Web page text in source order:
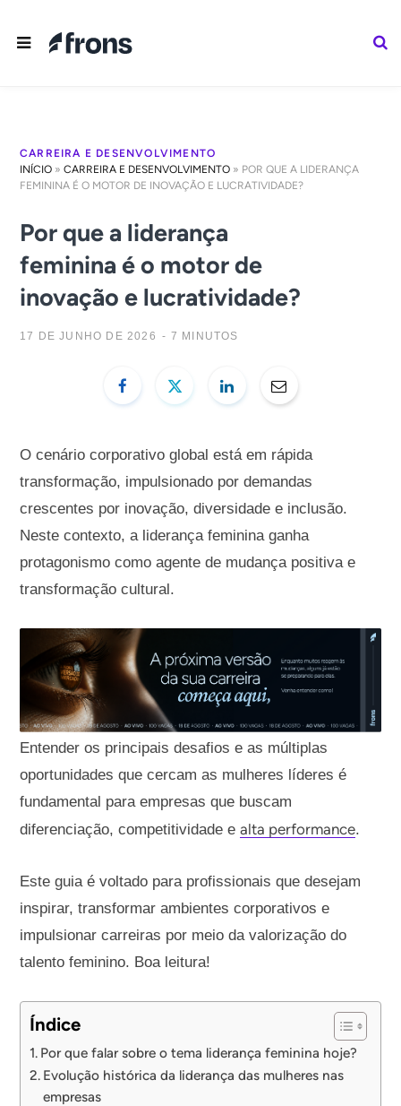
CARREIRA E DESENVOLVIMENTO
INÍCIO » CARREIRA E DESENVOLVIMENTO » POR QUE A LIDERANÇA
FEMININA É O MOTOR DE INOVAÇÃO E LUCRATIVIDADE?
Por que a liderança
feminina é o motor de
inovação e lucratividade?
17 DE JUNHO DE 2026 7 MINUTOS
O cenário corporativo global está em rápida
transformação, impulsionado por demandas
crescentes por inovação, diversidade e inclusão.
Neste contexto, a liderança feminina ganha
protagonismo como agente de mudança positiva e
transformação cultural.
Entender os principais desafios e as múltiplas
oportunidades que cercam as mulheres líderes é
fundamental para empresas que buscam
diferenciação, competitividade e alta performance.
Este guia é voltado para profissionais que desejam
inspirar, transformar ambientes corporativos e
impulsionar carreiras por meio da valorização do
talento feminino. Boa leitura!
Índice
Por que falar sobre o tema liderança feminina hoje?
Evolução histórica da liderança das mulheres nas
empresas